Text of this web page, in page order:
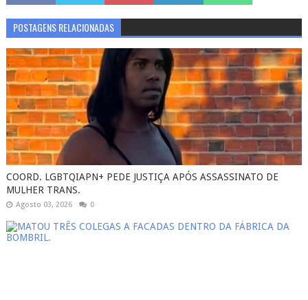
POSTAGENS RELACIONADAS
COORD. LGBTQIAPN+ PEDE JUSTIÇA APÓS ASSASSINATO DE
MULHER TRANS.
Agosto 03, 2026 0